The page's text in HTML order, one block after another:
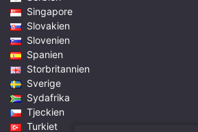
Singapore
Slovakien
Slovenien
Spanien
Storbritannien
Sverige
Sydafrika
Tjeckien
Turkiet